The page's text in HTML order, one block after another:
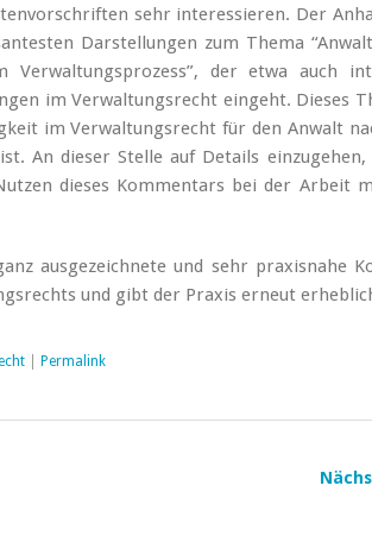
sehr interessieren. Der
Darstellungen zum Thema
Verwaltungsprozess”, der etwa auch
im Verwaltungsrecht eingeht. Dieses
im Verwaltungsrecht für den Anwalt
An dieser Stelle auf Details
dieses Kommentars bei der Arbeit
ausgezeichnete und sehr praxisnahe
und gibt der Praxis erneut
Permalink